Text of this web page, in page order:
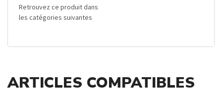
Retrouvez ce produit dans
les catégories suivantes
ARTICLES COMPATIBLES